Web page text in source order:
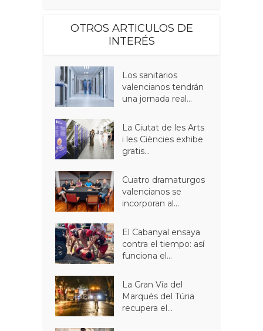
OTROS ARTICULOS DE
INTERÉS
Los sanitarios
valencianos tendrán
una jornada real...
La Ciutat de les Arts
i les Ciències exhibe
gratis...
Cuatro dramaturgos
valencianos se
incorporan al...
El Cabanyal ensaya
contra el tiempo: así
funciona el...
La Gran Vía del
Marqués del Túria
recupera el...